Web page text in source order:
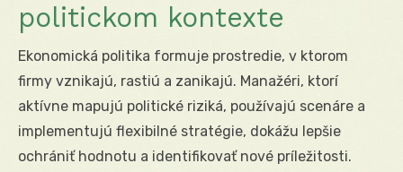
politickom kontexte
Ekonomická politika formuje prostredie, v ktorom
firmy vznikajú, rastiú a zanikajú. Manažéri, ktorí
aktívne mapujú politické riziká, používajú scenáre a
implementujú flexibilné stratégie, dokážu lepšie
ochrániť hodnotu a identifikovať nové príležitosti.